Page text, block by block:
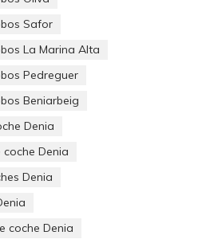
y de diseño de las puertas de
elegir entre multitud de
para las viviendas unifamiliares
modelo que nos garantice máxima
serie 4 oserie 5
de entrada
cubrir ya que muchos ladrones
que controlan cada punto de
otro punto de entrada
traserasasí que debemos
Safor
La Marina Alta
Pedreguer
Beniarbeig
Denia
Denia
Denia
coche Denia